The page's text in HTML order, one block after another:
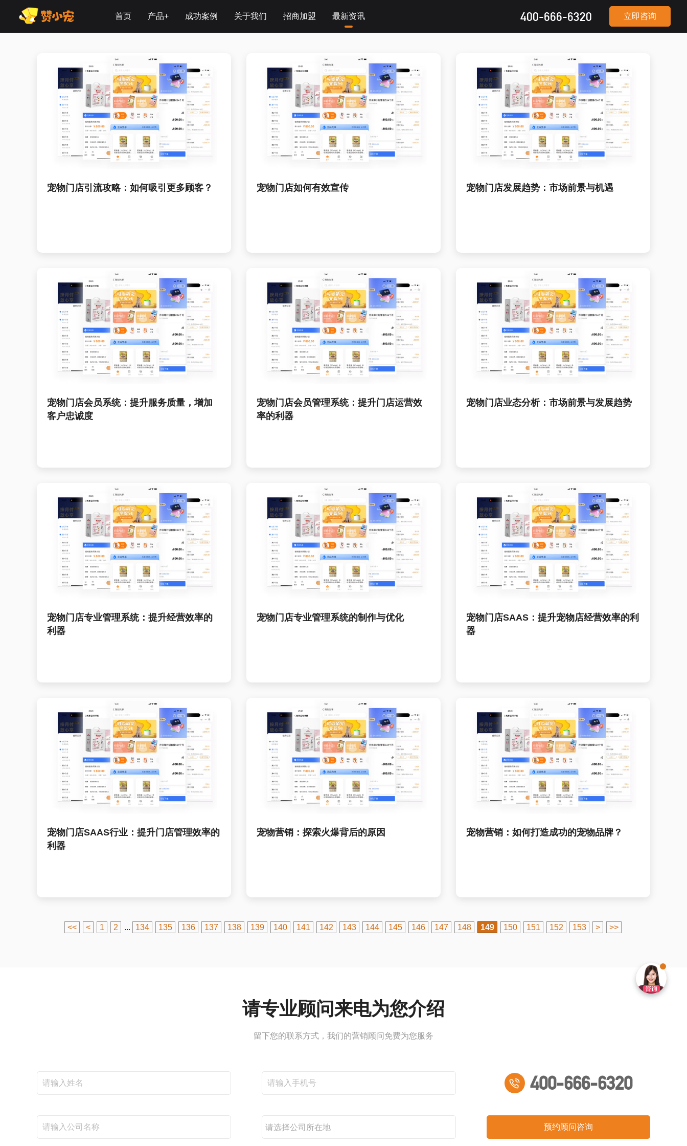
首页 产品+
解决方案
先享后付
芝麻信用
成功案例 关于我们 招商加盟 最新资讯
宠享未来大会
行业资讯
400-666-6320 立即咨询
宠物门店引流攻略：如何吸引更多顾客？ 宠物门店如何有效宣传 宠物门店发展趋势：市场前景与机遇
宠物门店会员系统：提升服务质量，增加
客户忠诚度
宠物门店会员管理系统：提升门店运营效
率的利器
宠物门店业态分析：市场前景与发展趋势
宠物门店专业管理系统：提升经营效率的
利器
宠物门店专业管理系统的制作与优化
宠物门店SAAS：提升宠物店经营效率的利
器
宠物门店SAAS行业：提升门店管理效率的
利器
宠物营销：探索火爆背后的原因 宠物营销：如何打造成功的宠物品牌？
<< < 1 2 ... 134 135 136 137 138 139 140 141 142 143 144 145 146 147 148 149 150 151 152 153 > >>
请专业顾问来电为您介绍
留下您的联系方式，我们的营销顾问免费为您服务
400-666-6320
请选择公司所在地